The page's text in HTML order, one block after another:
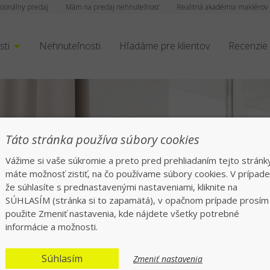
Realitná akadémia maklérov
Mám na predaj nehnuteľnosť
predaj
Nehnuteľnosti Hľadáme pre klientov Recenzie
Nechajte všetko na nás, rýchlo a
Táto stránka používa súbory cookies
Vážime si vaše súkromie a preto pred prehliadaním tejto
máte možnosť zistiť, na čo používame súbory cookies. V
že súhlasíte s prednastavenými nastaveniami, kliknite na
SÚHLASÍM (stránka si to zapamätá), v opačnom prípade prosím
použite Zmeniť nastavenia, kde nájdete všetky potrebné
informácie a možnosti.
Súhlasím Zmeniť nastavenia